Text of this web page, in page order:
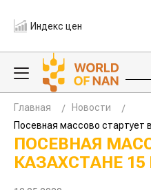
Индекс цен
Главная
Новости
Посевная массово стартует
ПОСЕВНАЯ
КАЗАХСТАНЕ